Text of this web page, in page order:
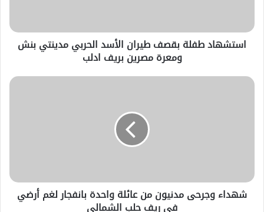
استشهاد طفلة بقصف طيران الأسد الحربي مدينتي بنش
ومعرة مصرين بريف ادلب
شهداء وجرحى مدنيون من عائلة واحدة بانفجار لغم أرضي
في ريف حلب الشمالي